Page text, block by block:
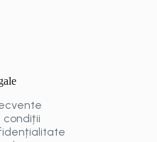
condiții